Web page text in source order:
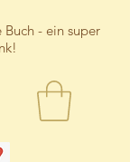
Buch - ein super